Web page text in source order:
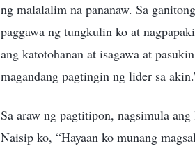
ng malalalim na pananaw. Sa
paggawa ng tungkulin ko at
ang katotohanan at isagawa at
magandang pagtingin ng lider sa
Sa araw ng pagtitipon, nagsimula
Naisip ko, “Hayaan ko munang